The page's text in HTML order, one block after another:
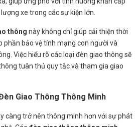
xe trong các sự kiện lớn.
thông này không chỉ giúp cải thiện thời
phần bảo vệ tính mạng con người và
Việc hiểu rõ các loại đèn giao thông sẽ
tuân thủ quy tắc và tham gia giao
Giao Thông Thông Minh
càng trở nên thông minh hơn với sự phát